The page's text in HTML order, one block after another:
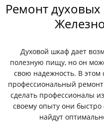
Ремонт
Духовой шкаф дает
полезную пищу, но он
свою надежность. В
профессиональный
сделать профессионалы
своему опыту они
найдут